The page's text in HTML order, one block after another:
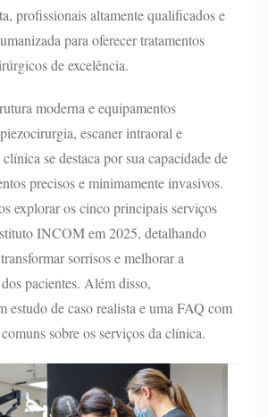
profissionais altamente qualificados e
para oferecer tratamentos
de excelência.
moderna e equipamentos
escaner intraoral e
se destaca por sua capacidade de
precisos e minimamente invasivos.
explorar os cinco principais serviços
INCOM em 2025, detalhando
sorrisos e melhorar a
pacientes. Além disso,
estudo de caso realista e uma FAQ com
sobre os serviços da clínica.